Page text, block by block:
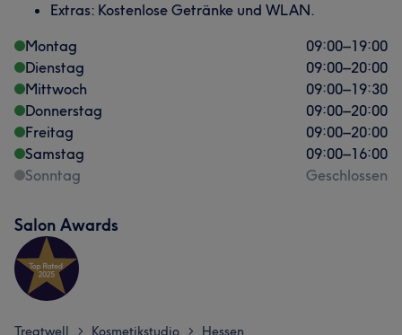
Extras: Kostenlose Getränke und WLAN.
Montag
09:00–19:00
Dienstag
09:00–20:00
Mittwoch
09:00–19:30
Donnerstag
09:00–20:00
Freitag
09:00–20:00
Samstag
09:00–16:00
Sonntag
Geschlossen
Salon Awards
Treatwell > Kosmetikstudio > Hessen